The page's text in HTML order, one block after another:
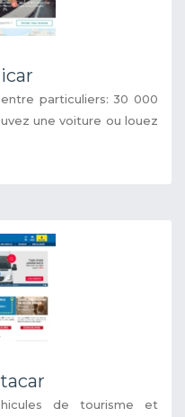
particuliers: 30 000
une voiture ou louez
de tourisme et